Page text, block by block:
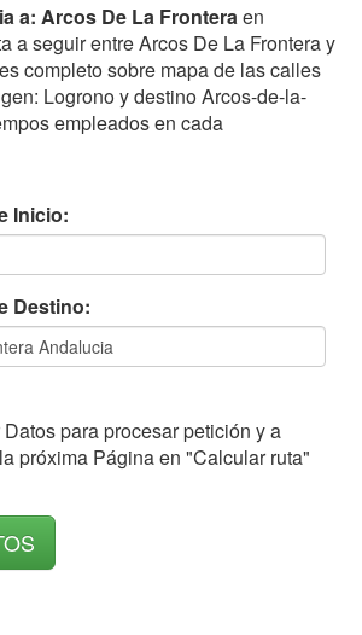
a: Arcos De La Fronteraen
a seguir entre Arcos De La Frontera y
completo sobre mapa de las calles
Logrono y destino Arcos-de-la-
empleados en cada
Inicio:
Destino:
para procesar petición y a
próxima Página en "Calcular ruta"